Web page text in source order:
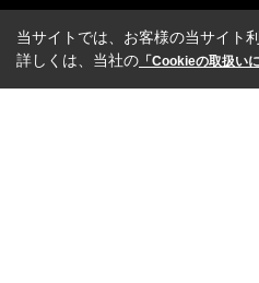
当サイトでは、お客様の当サイト
詳しくは、当社の 「Cookieの取扱い